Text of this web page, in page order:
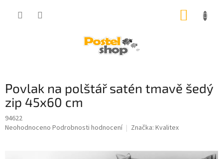
Povlak na polštář satén tmavě šedý
zip 45x60 cm
94622
Průměrné
Neohodnoceno Podrobnosti hodnocení Značka: Kvalitex